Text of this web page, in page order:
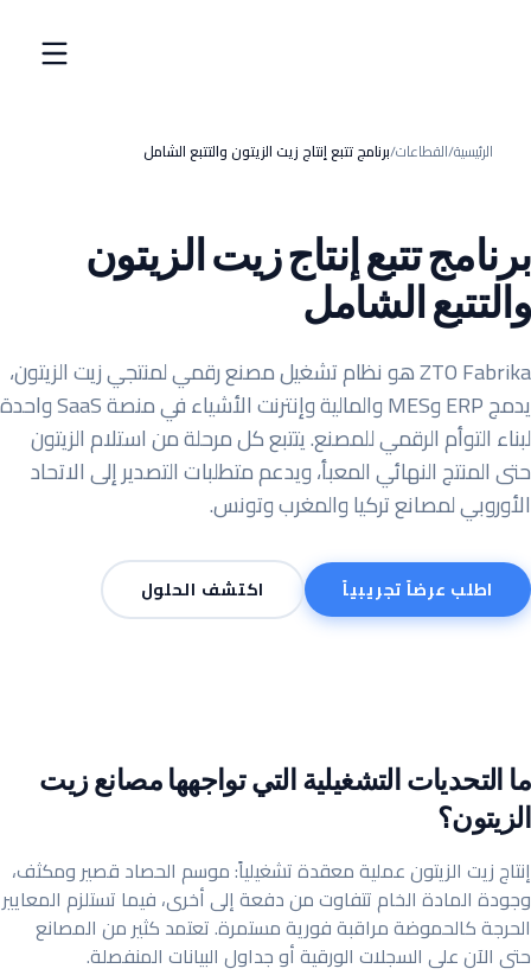
الرئيسية/القطاعات/برنامج تتبع إنتاج زيت الزيتون والتتبع الشامل
برنامج تتبع إنتاج زيت الزيتون
والتتبع الشامل
ZTO Fabrika هو نظام تشغيل مصنع رقمي لمنتجي زيت الزيتون،
يدمج ERP وMES والمالية وإنترنت الأشياء في منصة SaaS واحدة
لبناء التوأم الرقمي للمصنع. يتتبع كل مرحلة من استلام الزيتون
حتى المنتج النهائي المعبأ، ويدعم متطلبات التصدير إلى الاتحاد
الأوروبي لمصانع تركيا والمغرب وتونس.
اطلب عرضاً تجريبياً اكتشف الحلول
ما التحديات التشغيلية التي تواجهها مصانع زيت
الزيتون؟
إنتاج زيت الزيتون عملية معقدة تشغيلياً: موسم الحصاد قصير ومكثف،
وجودة المادة الخام تتفاوت من دفعة إلى أخرى، فيما تستلزم المعايير
الحرجة كالحموضة مراقبة فورية مستمرة. تعتمد كثير من المصانع
حتى الآن على السجلات الورقية أو جداول البيانات المنفصلة.